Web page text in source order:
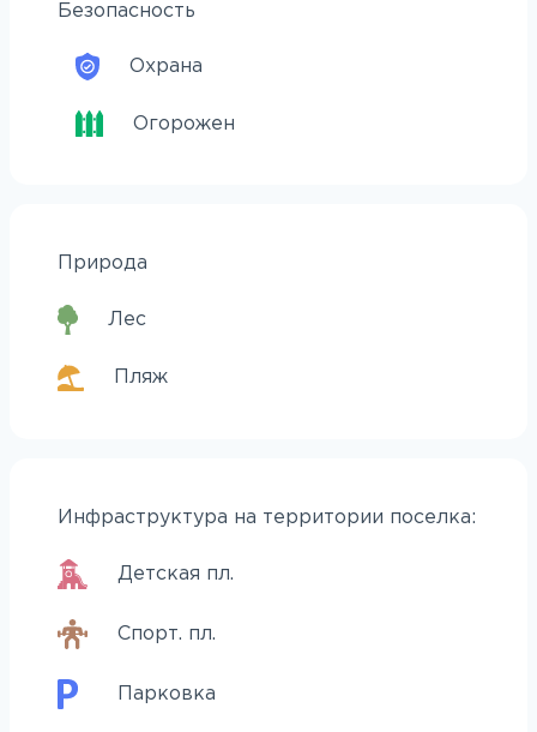
Безопасность
Охрана
Огорожен
Природа
Лес
Пляж
Инфраструктура на территории поселка:
Детская пл.
Спорт. пл.
Парковка